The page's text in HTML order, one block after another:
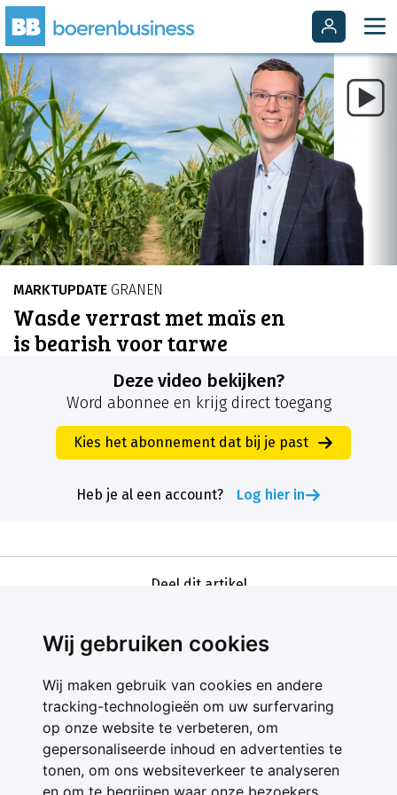
Wij gebruiken cookies
Wij maken gebruik van cookies en andere
tracking-technologieën om uw surfervaring
op onze website te verbeteren, om
gepersonaliseerde inhoud en advertenties te
tonen, om ons websiteverkeer te analyseren
en om te begrijpen waar onze bezoekers
MARKTUPDATE GRANEN
Wasde verrast met maïs en
is bearish voor tarwe
Deze video bekijken?
Word abonnee en krijg direct toegang
Kies het abonnement dat bij je past
Heb je al een account? Log hier in
Deel dit artikel
Contact
Feedback